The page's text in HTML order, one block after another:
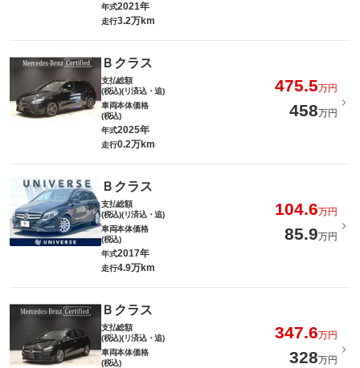
年式2021年
走行3.2万km
Ｂクラス
支払総額
(税込)(リ済込・追)
475.5万円
車両本体価格
(税込)
458万円
年式2025年
走行0.2万km
Ｂクラス
支払総額
(税込)(リ済込・追)
104.6万円
車両本体価格
(税込)
85.9万円
年式2017年
走行4.9万km
Ｂクラス
支払総額
(税込)(リ済込・追)
347.6万円
車両本体価格
(税込)
328万円